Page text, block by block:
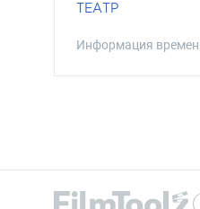
ТЕАТР
Информация